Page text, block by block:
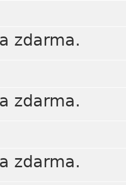
zdarma.
zdarma.
zdarma.